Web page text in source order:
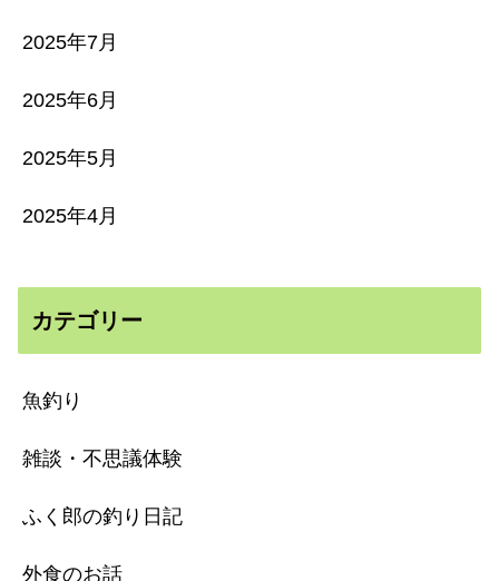
2025年7月
2025年6月
2025年5月
2025年4月
カテゴリー
魚釣り
雑談・不思議体験
ふく郎の釣り日記
外食のお話